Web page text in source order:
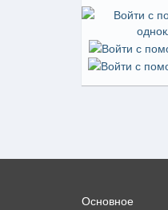
Основное